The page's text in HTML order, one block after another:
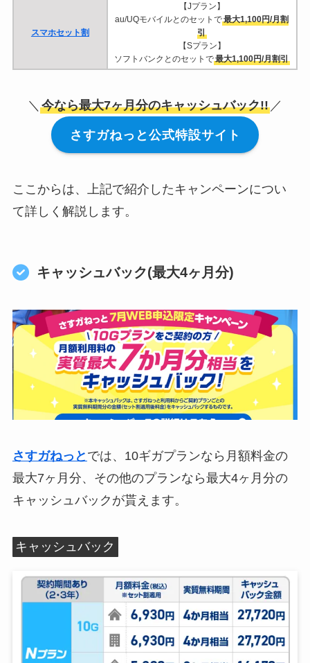
スマホセット割
【Jプラン】
au/UQモバイルとのセットで最大1,100円/月割
引
【Sプラン】
ソフトバンクとのセットで最大1,100円/月割引
＼ 今なら最大7ヶ月分のキャッシュバック!! ／
さすガねっと公式特設サイト
ここからは、上記で紹介したキャンペーンについ
て詳しく解説します。
キャッシュバック(最大4ヶ月分)
さすガねっと では、10ギガプランなら月額料金の
最大7ヶ月分、その他のプランなら最大4ヶ月分の
キャッシュバックが貰えます。
キャッシュバック